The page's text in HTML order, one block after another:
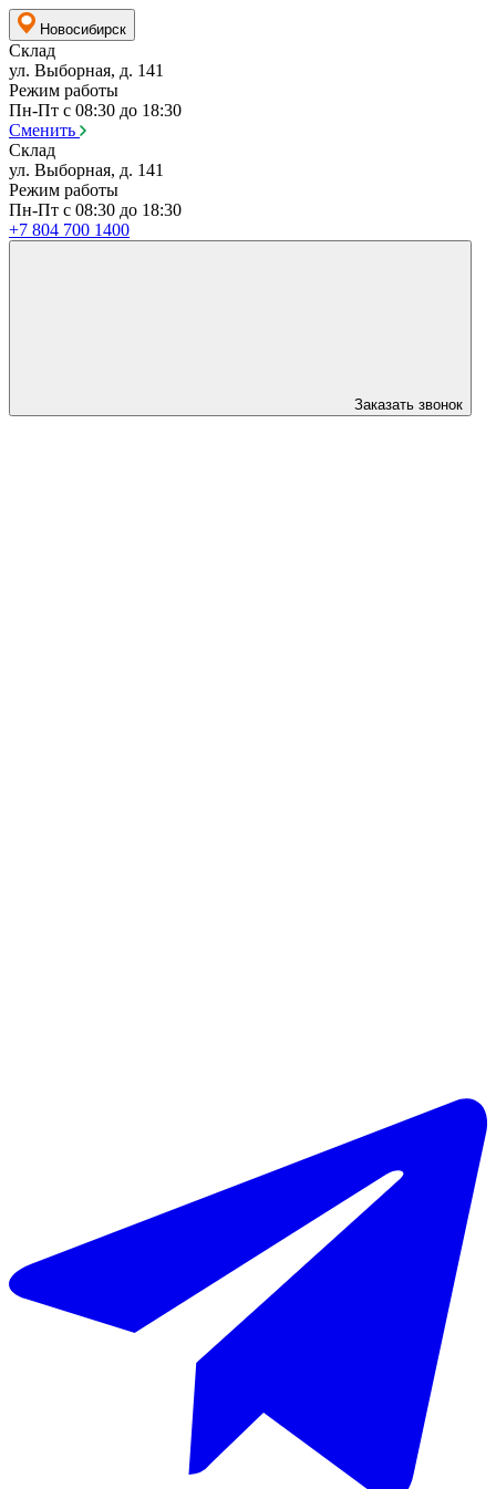
Новосибирск
Склад
ул. Выборная, д. 141
Режим работы
Пн-Пт с 08:30 до 18:30
Сменить
Склад
ул. Выборная, д. 141
Режим работы
Пн-Пт с 08:30 до 18:30
+7 804 700 1400
Заказать звонок